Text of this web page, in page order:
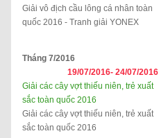
Giải vô địch cầu lông cá nhân toàn
quốc 2016 - Tranh giải YONEX
Tháng 7/2016
19/07/2016- 24/07/2016
Giải các cây vợt thiếu niên, trẻ xuất
sắc toàn quốc 2016
Giải các cây vợt thiếu niên, trẻ xuất
sắc toàn quốc 2016